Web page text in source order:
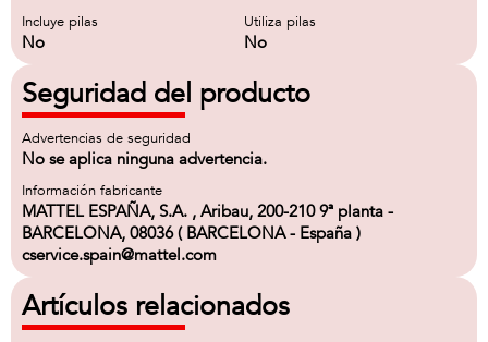
Incluye pilas
No
Utiliza pilas
No
Seguridad del producto
Advertencias de seguridad
No se aplica ninguna advertencia.
Información fabricante
MATTEL ESPAÑA, S.A. , Aribau, 200-210 9ª planta -
BARCELONA, 08036 ( BARCELONA - España )
cservice.spain@mattel.com
Artículos relacionados